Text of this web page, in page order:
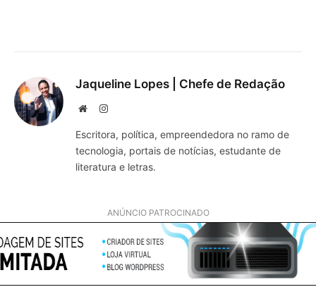
Jaqueline Lopes | Chefe de Redação
WebsiteInstagram
Escritora, política, empreendedora no ramo de
tecnologia, portais de notícias, estudante de
literatura e letras.
ANÚNCIO PATROCINADO